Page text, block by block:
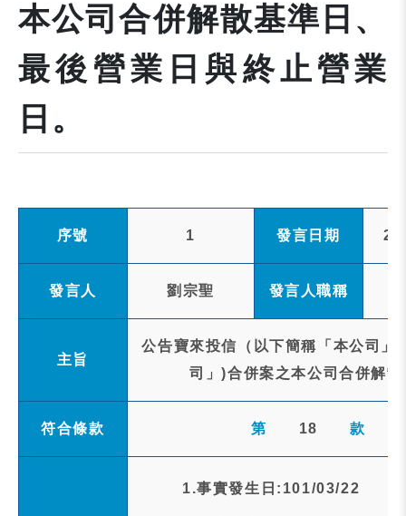
本公司合併解散基準日、
最後營業日與終止營業
日。
序號 1 發言日期
發言人 劉宗聖 發言人職稱
主旨
公告寶來投信（以下簡稱「本公司
司」)合併案之本公司合併解
符合條款 第 18 款
1.事實發生日:101/03/22